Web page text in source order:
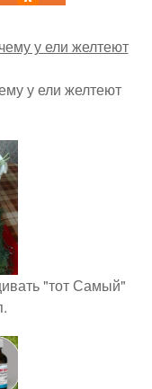
у ели желтеют
"тот Самый"